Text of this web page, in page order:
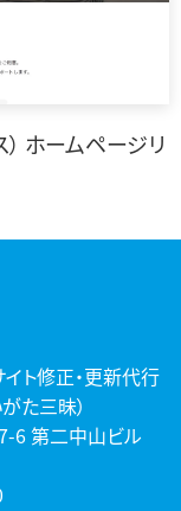
ホームページリ
ト修正・更新代行
た三昧）
6 第二中山ビル